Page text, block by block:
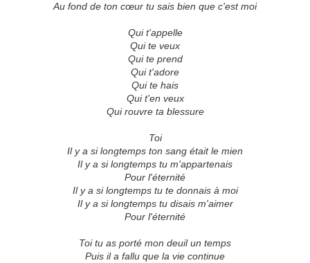
Au fond de ton cœur tu sais bien que c'est moi
Qui t'appelle
Qui te veux
Qui te prend
Qui t'adore
Qui te hais
Qui t'en veux
Qui rouvre ta blessure
Toi
Il y a si longtemps ton sang était le mien
Il y a si longtemps tu m'appartenais
Pour l'éternité
Il y a si longtemps tu te donnais à moi
Il y a si longtemps tu disais m'aimer
Pour l'éternité
Toi tu as porté mon deuil un temps
Puis il a fallu que la vie continue